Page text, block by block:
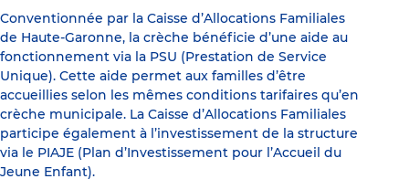
Conventionnée par la Caisse d’Allocations Familiales
de Haute-Garonne, la crèche bénéficie d’une aide au
fonctionnement via la PSU (Prestation de Service
Unique). Cette aide permet aux familles d’être
accueillies selon les mêmes conditions tarifaires qu’en
crèche municipale. La Caisse d’Allocations Familiales
participe également à l’investissement de la structure
via le PIAJE (Plan d’Investissement pour l’Accueil du
Jeune Enfant).